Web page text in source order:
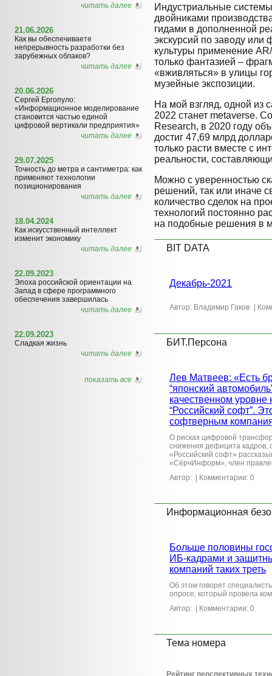
читать далее
21.06.2026
Как вы обеспечиваете
непрерывность разработки без
зарубежных облаков?
читать далее
20.06.2026
Сергей Ергопуло:
«Информационное моделирование
становится частью единой
цифровой вертикали предприятия»
читать далее
29.07.2025
Точность до метра и сантиметра: как
применяют технологии
позиционирования
читать далее
18.04.2024
Как искусственный интеллект
изменит экономику
читать далее
22.09.2023
Эпоха российской ориентации на
Запад в сфере программного
обеспечения завершилась
читать далее
22.09.2023
Сладкая жизнь
читать далее
показать все
Индустриальные
двойниками
гидами в дополненной
экскурсий по заводу
культуры применение
только фантазией –
«вживляться» в улицы
музейные экспозиции.
На мой взгляд, одной из
2022 станет metaverse.
Research, в 2020 году
достиг 47,69 млрд
только расти вместе с
реальности,
Можно с уверенностью
решений, так или иначе
количество сделок на
технологий постоянно
на подобные решения в
BIT DATA
Декабрь-2021
Автор: Владимир Гаков |
БИТ.Персона
Лев Матвеев: «Есть
“японский
качественном уровне
“Российский софт”.
софтверным
О рисках цифровой
снижения дефицита кадров,
«Российский софт»
«СёрчИнформ», член
Автор: | Комментарии: 0
Информационная
Больше половины
ИБ-кадрами и
компаний таких треть
Об этом говорят
опросе, который провела
Автор: | Комментарии: 0
Тема номера
Рейтинг перспективных